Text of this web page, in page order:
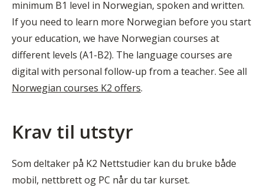
minimum B1 level in Norwegian, spoken and written.
If you need to learn more Norwegian before you start
your education, we have Norwegian courses at
different levels (A1-B2). The language courses are
digital with personal follow-up from a teacher. See all
Norwegian courses K2 offers.
Krav til utstyr
Som deltaker på K2 Nettstudier kan du bruke både
mobil, nettbrett og PC når du tar kurset.